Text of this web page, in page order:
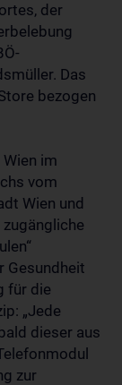
der
Das
bezogen
im
vom
Wien und
Gesundheit
für die
„Jede
dieser aus
zur